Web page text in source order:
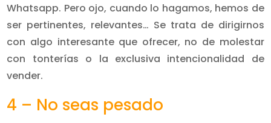
Whatsapp. Pero ojo, cuando lo hagamos, hemos de
ser pertinentes, relevantes… Se trata de dirigirnos
con algo interesante que ofrecer, no de molestar
con tonterías o la exclusiva intencionalidad de
vender.
4 – No seas pesado